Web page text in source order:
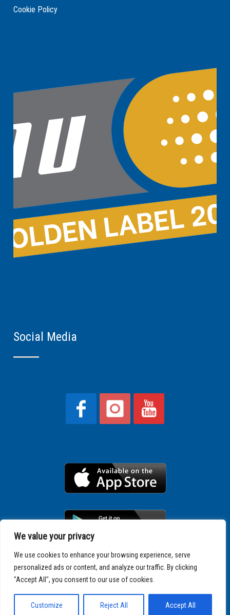
We value your privacy
We use cookies to enhance your browsing experience, serve
personalized ads or content, and analyze our traffic. By clicking
"Accept All", you consent to our use of cookies.
Customize Reject All Accept All
Cookie Policy
Social Media
Copyright © 2025 SPARTATHLON